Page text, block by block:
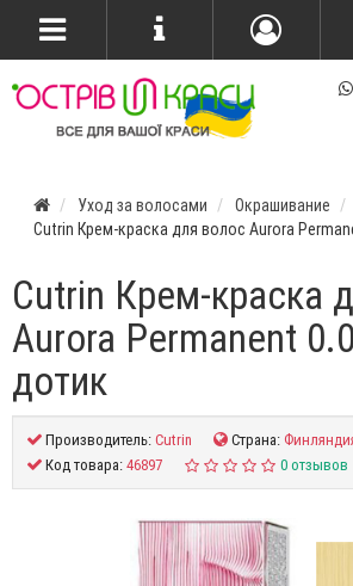
Уход за волосами Окрашивание
Cutrin Крем-краска для волос Aurora
Cutrin Крем-краска
Aurora Permanent
дотик
Производитель:Cutrin Страна:
Код товара:46897 0 отзывов